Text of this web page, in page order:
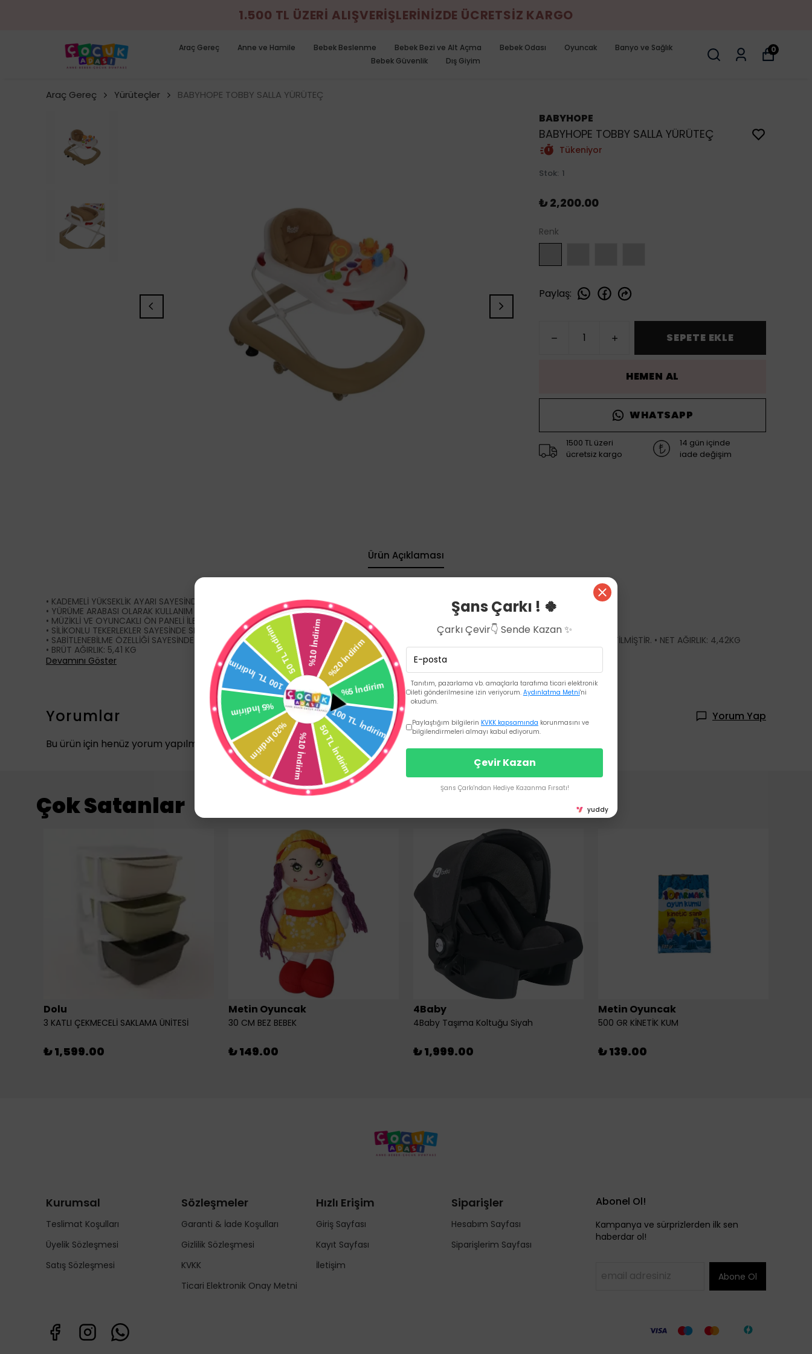
1.500 TL ÜZERİ ALIŞVERİŞLERİNİZDE ÜCRETSİZ KARGO
Araç Gereç Anne ve Hamile Bebek Beslenme Bebek Bezi ve Alt Açma Bebek Odası Oyuncak
Banyo ve Sağlık
Bebek Güvenlik
Dış Giyim
0
Araç Gereç Yürüteçler BABYHOPE TOBBY SALLA YÜRÜTEÇ
BABYHOPE
BABYHOPE TOBBY SALLA YÜRÜTEÇ
Tükeniyor
Stok: 1
₺ 2,200.00
Renk
Paylaş:
SEPETE EKLE
HEMEN AL
WHATSAPP
1500 TL üzeri
ücretsiz kargo
14 gün içinde
iade değişim
Ürün Açıklaması
• KADEMELİ YÜKSEKLİK AYARI SAYESİNDE BEBEĞİNİZİN BOYUNA GÖRE DÜZENLENEBİLİR.
• YÜRÜME ARABASI OLARAK KULLANIM İÇİN ARKADAN İTME BARI ÖZELLİĞİ SUNAR.
• MÜZİKLİ VE OYUNCAKLI ÖN PANELİ İLE BEBEĞİNİZİN KEYİFLİ VAKİT GEÇİRMESİNİ SAĞLAR.
• SİLİKONLU TEKERLEKLER SAYESİNDE SESSİZ VE YÜZEYE ZARAR VERMEYEN SÜRÜŞ İMKANI TANIR.
• SABİTLENEBİLME ÖZELLİĞİ SAYESİNDE GÜVENLİ BİR ŞEKİLDE DURDURULABİLİR. • STANDARTLAR & GÜVENLİK TSE 1273 STANDARTLARINA UYGUN ÜRETİLMİŞTİR. • NET AĞIRLIK: 4,42KG
• BRÜT AĞIRLIK: 5,41 KG
Devamını Göster
Yorumlar
Yorum Yap
Bu ürün için henüz yorum yapılmamış.
Çok Satanlar
Dolu
3 KATLI ÇEKMECELİ SAKLAMA ÜNİTESİ
₺ 1,599.00
Metin Oyuncak
30 CM BEZ BEBEK
₺ 149.00
4Baby
4Baby Taşıma Koltuğu Siyah
₺ 1,999.00
Metin Oyuncak
500 GR KİNETİK KUM
₺ 139.00
Kurumsal
Teslimat Koşulları
Üyelik Sözleşmesi
Satış Sözleşmesi
Sözleşmeler
Garanti & İade Koşulları
Gizlilik Sözleşmesi
KVKK
Ticari Elektronik Onay Metni
Hızlı Erişim
Giriş Sayfası
Kayıt Sayfası
İletişim
Siparişler
Hesabım Sayfası
Siparişlerim Sayfası
Abonel Ol!
Kampanya ve sürprizlerden ilk sen
haberdar ol!
Abone Ol
Şans Çarkı ! 🍀
Çarkı Çevir👇 Sende Kazan ✨
Tanıtım, pazarlama vb. amaçlarla tarafıma ticari elektronik
ileti gönderilmesine izin veriyorum. Aydınlatma Metni'ni
okudum.
Paylaştığım bilgilerin KVKK kapsamında korunmasını ve
bilgilendirmeleri almayı kabul ediyorum.
Çevir Kazan
Şans Çarkı'ndan Hediye Kazanma Fırsatı!
yuddy